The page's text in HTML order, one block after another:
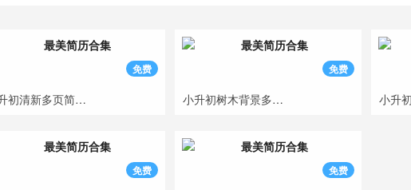
免费
小升初清新多页简历模板
免费
小升初树木背景多页简历模板
免费 免费